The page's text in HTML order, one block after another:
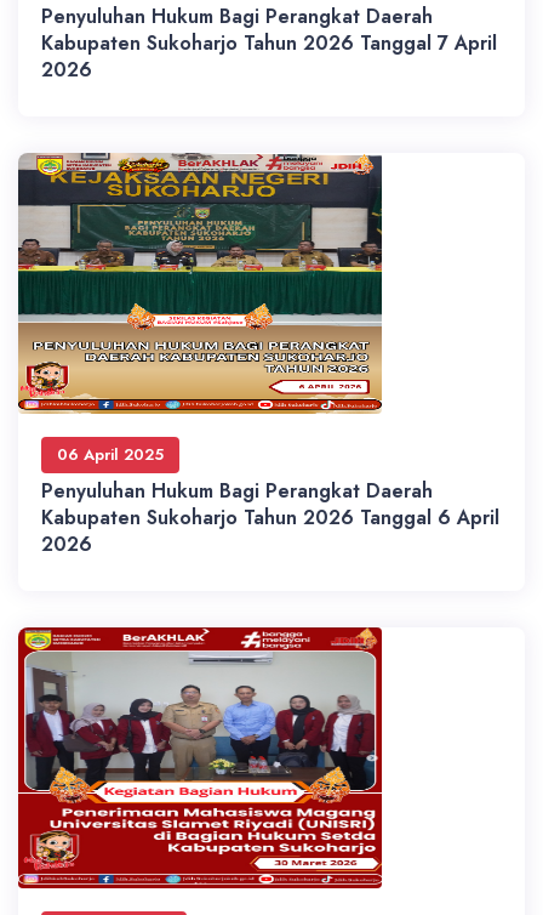
Penyuluhan Hukum Bagi Perangkat Daerah
Kabupaten Sukoharjo Tahun 2026 Tanggal 7 April
2026
06 April 2025
Penyuluhan Hukum Bagi Perangkat Daerah
Kabupaten Sukoharjo Tahun 2026 Tanggal 6 April
2026